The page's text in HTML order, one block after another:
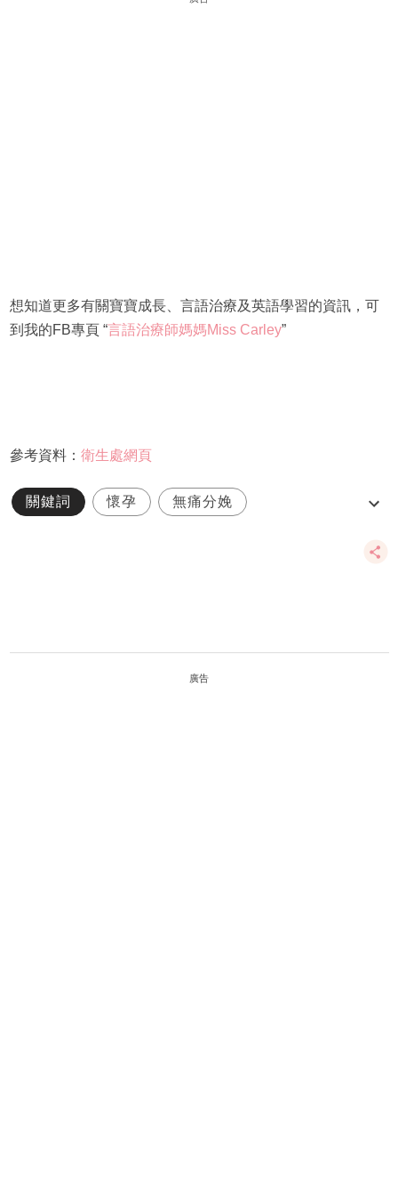
想知道更多有關寶寶成長、言語治療及英語學習的資訊，可
到我的FB專頁 “言語治療師媽媽Miss Carley”
參考資料： 衛生處網頁
關鍵詞 懷孕 無痛分娩
廣告